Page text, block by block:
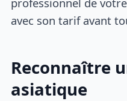
avec son tarif avant
Reconnaître
asiatique